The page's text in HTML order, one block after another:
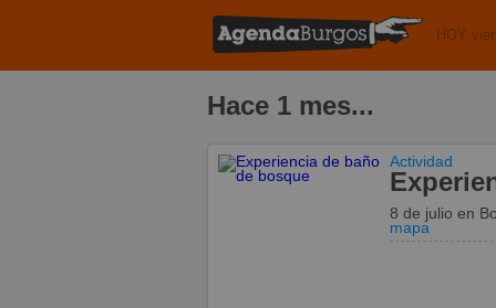
HOY
Hace 1 mes...
Actividad
8 de julio en
mapa